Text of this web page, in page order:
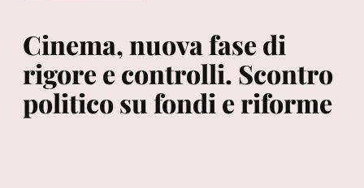
Cinema, nuova fase di
rigore e controlli. Scontro
politico su fondi e riforme